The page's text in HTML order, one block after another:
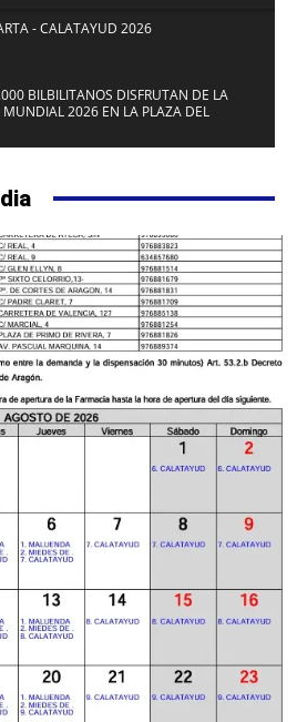
- CALATAYUD 2026
BILBILITANOS DISFRUTAN DE LA
MUNDIAL 2026 EN LA PLAZA DEL
CALATAYUD